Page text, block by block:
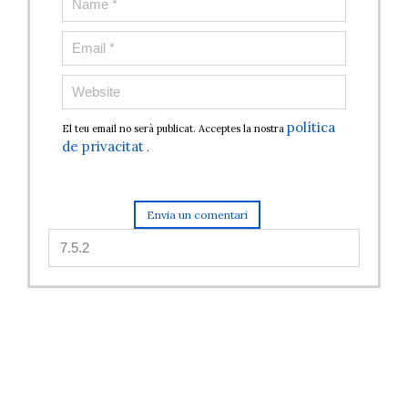
El teu email no serà publicat. Acceptes la nostra política
de privacitat .